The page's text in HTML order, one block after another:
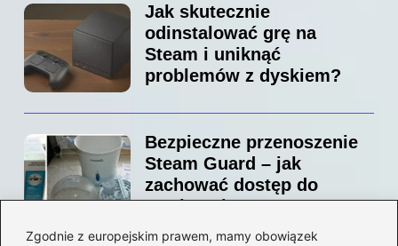
Zgodnie z europejskim prawem, mamy obowiązek
Jak skutecznie
odinstalować grę na
Steam i uniknąć
problemów z dyskiem?
Bezpieczne przenoszenie
Steam Guard – jak
zachować dostęp do
swojego konta?